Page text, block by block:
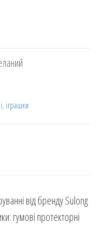
іграшки
від бренду Sulong
гумові протекторні